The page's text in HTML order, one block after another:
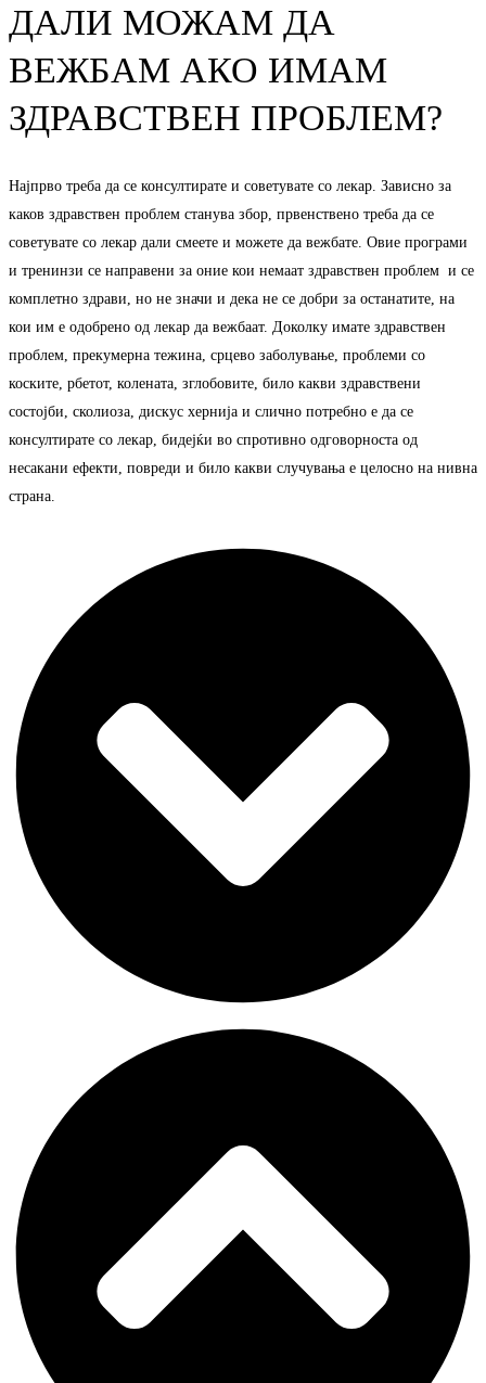
ДАЛИ МОЖАМ ДА
ВЕЖБАМ АКО ИМАМ
ЗДРАВСТВЕН ПРОБЛЕМ?
Најпрво треба да се консултирате и советувате со лекар. Зависно за
каков здравствен проблем станува збор, првенствено треба да се
советувате со лекар дали смеете и можете да вежбате. Овие програми
и тренинзи се направени за оние кои немаат здравствен проблем и се
комплетно здрави, но не значи и дека не се добри за останатите, на
кои им е одобрено од лекар да вежбаат. Доколку имате здравствен
проблем, прекумерна тежина, срцево заболување, проблеми со
коските, рбетот, колената, зглобовите, било какви здравствени
состојби, сколиоза, дискус хернија и слично потребно е да се
консултирате со лекар, бидејќи во спротивно одговорноста од
несакани ефекти, повреди и било какви случувања е целосно на нивна
страна.